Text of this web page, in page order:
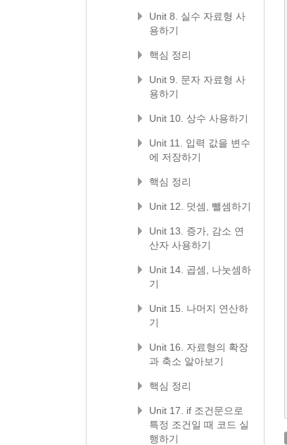
Unit 8. 실수 자료형 사
용하기
핵심 정리
Unit 9. 문자 자료형 사
용하기
Unit 10. 상수 사용하기
Unit 11. 입력 값을 변수
에 저장하기
핵심 정리
Unit 12. 덧셈, 뺄셈하기
Unit 13. 증가, 감소 연
산자 사용하기
Unit 14. 곱셈, 나눗셈하
기
Unit 15. 나머지 연산하
기
Unit 16. 자료형의 확장
과 축소 알아보기
핵심 정리
Unit 17. if 조건문으로
특정 조건일 때 코드 실
행하기